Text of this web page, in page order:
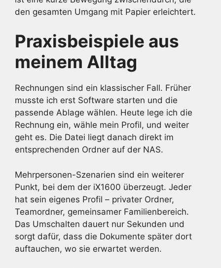
den gesamten Umgang mit Papier erleichtert.
Praxisbeispiele aus
meinem Alltag
Rechnungen sind ein klassischer Fall. Früher
musste ich erst Software starten und die
passende Ablage wählen. Heute lege ich die
Rechnung ein, wähle mein Profil, und weiter
geht es. Die Datei liegt danach direkt im
entsprechenden Ordner auf der NAS.
Mehrpersonen-Szenarien sind ein weiterer
Punkt, bei dem der iX1600 überzeugt. Jeder
hat sein eigenes Profil – privater Ordner,
Teamordner, gemeinsamer Familienbereich.
Das Umschalten dauert nur Sekunden und
sorgt dafür, dass die Dokumente später dort
auftauchen, wo sie erwartet werden.